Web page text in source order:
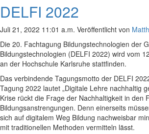
DELFI 2022
Juli 21, 2022 11:01 a.m. Veröffentlicht von
Die 20. Fachtagung Bildungstechnologien der
Bildungstechnologien (DELFI 2022) wird vom
an der Hochschule Karlsruhe stattfinden.
Das verbindende Tagungsmotto der DELFI
Tagung 2022 lautet „Digitale Lehre nachhaltig
Krise rückt die Frage der Nachhaltigkeit in den
Bildungsanstrengungen. Denn einerseits
sich auf digitalem Weg Bildung nachweisbar
mit traditionellen Methoden vermitteln lässt.